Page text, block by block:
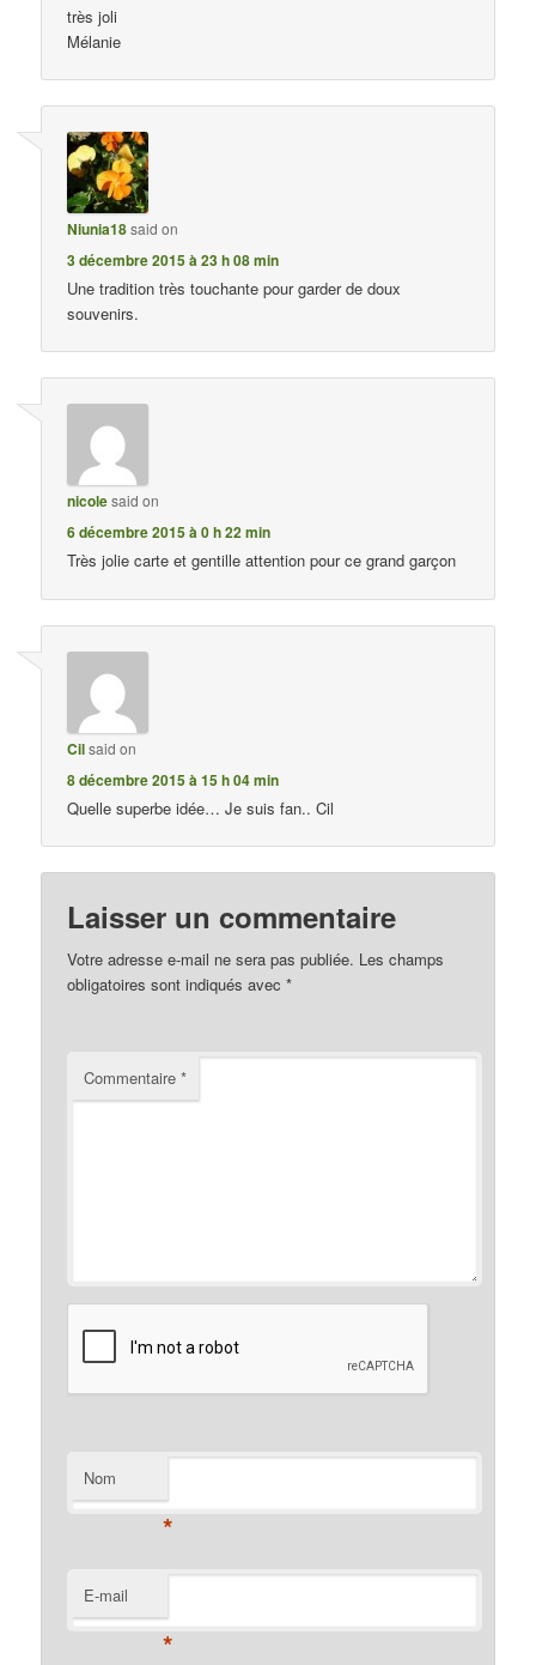
très joli
Mélanie
Niunia18said on
3 décembre 2015 à 23 h 08 min
Une tradition très touchante pour garder de doux
souvenirs.
nicolesaid on
6 décembre 2015 à 0 h 22 min
Très jolie carte et gentille attention pour ce grand garçon
Cilsaid on
8 décembre 2015 à 15 h 04 min
Quelle superbe idée… Je suis fan.. Cil
Laisser un commentaire
Votre adresse e-mail ne sera pas publiée. Les champs
obligatoires sont indiqués avec*
Commentaire*
Nom
*
E-mail
*